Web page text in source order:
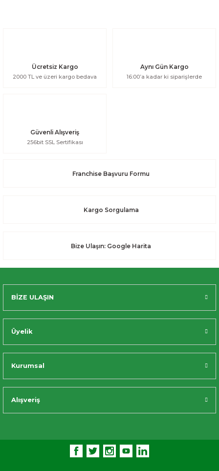
Ücretsiz Kargo
2000 TL ve üzeri kargo bedava
Aynı Gün Kargo
16:00’a kadar ki siparişlerde
Güvenli Alışveriş
256bit SSL Sertifikası
Franchise Başvuru Formu
Kargo Sorgulama
Bize Ulaşın: Google Harita
BİZE ULAŞIN
Üyelik
Kurumsal
Alışveriş